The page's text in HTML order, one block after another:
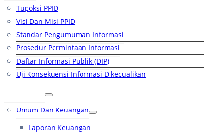
Tupoksi PPID
Visi Dan Misi PPID
Standar Pengumuman Informasi
Prosedur Permintaan Informasi
Daftar Informasi Publik (DIP)
Uji Konsekuensi Informasi Dikecualikan
Umum Dan Keuangan
Laporan Keuangan